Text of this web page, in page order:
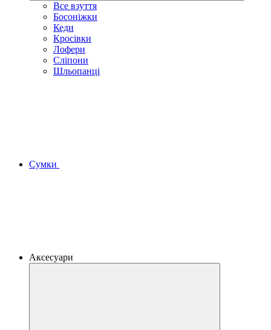
Все взуття
Босоніжки
Кеди
Кросівки
Лофери
Сліпони
Шльопанці
Сумки
Аксесуари